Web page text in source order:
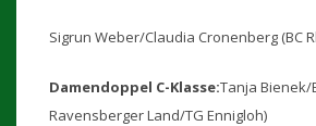
Sigrun Weber/Claudia Cronenberg (BC
Damendoppel C-Klasse:Tanja Bienek/
Ravensberger Land/TG Ennigloh)